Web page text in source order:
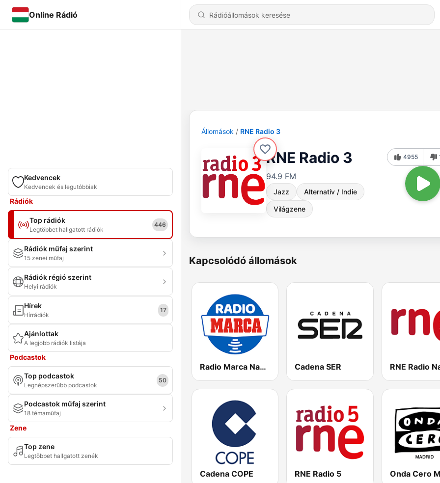
Online Rádió
Kedvencek
Kedvencek és legutóbbiak
Rádiók
Top rádiók
Legtöbbet hallgatott rádiók
446
Rádiók műfaj szerint
15 zenei műfaj
Rádiók régió szerint
Helyi rádiók
Hírek
Hírrádiók
17
Ajánlottak
A legjobb rádiók listája
Podcastok
Top podcastok
Legnépszerűbb podcastok
50
Podcastok műfaj szerint
18 témaműfaj
Zene
Top zene
Legtöbbet hallgatott zenék
Állomások RNE Radio 3
RNE Radio 3
94.9 FM
Jazz Alternatív / Indie
Világzene
4955
Kapcsolódó állomások
Radio Marca Nacional Cadena SER
Cadena COPE RNE Radio 5